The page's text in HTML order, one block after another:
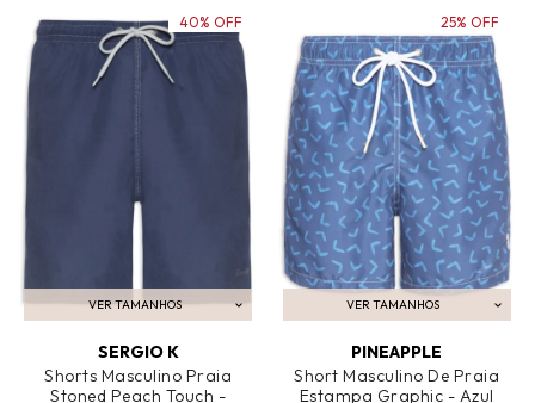
VER TAMANHOS
ADICIONAR AO CARRINHO
SERGIO K
Shorts Masculino Praia
Stoned Peach Touch -
40% OFF
VER TAMANHOS
ADICIONAR AO CARRINHO
PINEAPPLE
Short Masculino De Praia
Estampa Graphic - Azul
25% OFF